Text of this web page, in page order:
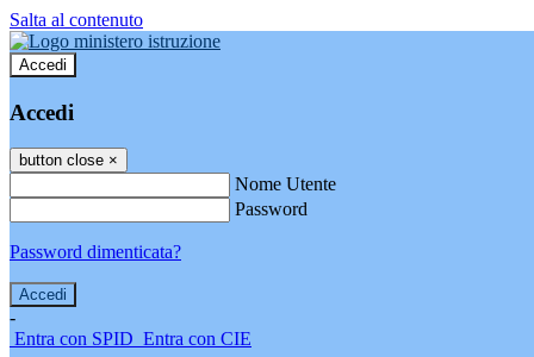
Salta al contenuto
Accedi
Accedi
button close ×
Nome Utente
Password
Password dimenticata?
-
Entra con SPID Entra con CIE